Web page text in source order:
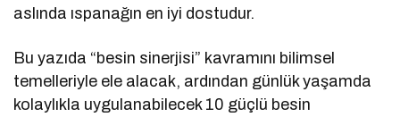
aslında ıspanağın en iyi dostudur.
Bu yazıda “besin sinerjisi” kavramını bilimsel
temelleriyle ele alacak, ardından günlük yaşamda
kolaylıkla uygulanabilecek 10 güçlü besin